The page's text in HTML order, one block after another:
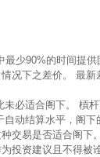
少90%的时间
况下之差价。 最新
必适合阁下。
动结算水平，阁
交易是否适合阁
资建议且不得